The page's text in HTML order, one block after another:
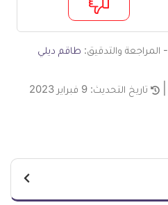
- المراجعة والتدقيق: طاقم ديلي
تاريخ التحديث: 9 فبراير 2023